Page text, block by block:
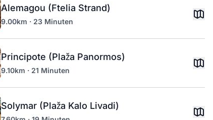
Alemagou (Ftelia Strand)
9.00km · 23 Minuten
Principote (Plaža Panormos)
9.10km · 21 Minuten
Solymar (Plaža Kalo Livadi)